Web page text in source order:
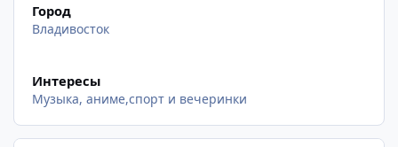
Город
Владивосток
Интересы
Музыка, аниме,спорт и вечеринки